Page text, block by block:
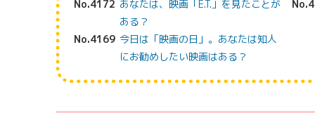
No.4172 あなたは、映画「E.T.」を見たことが
ある？
No.4169 今日は「映画の日」。あなたは知人
にお勧めしたい映画はある？